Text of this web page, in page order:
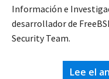
Información e
desarrollador de
Security Team.
Lee el